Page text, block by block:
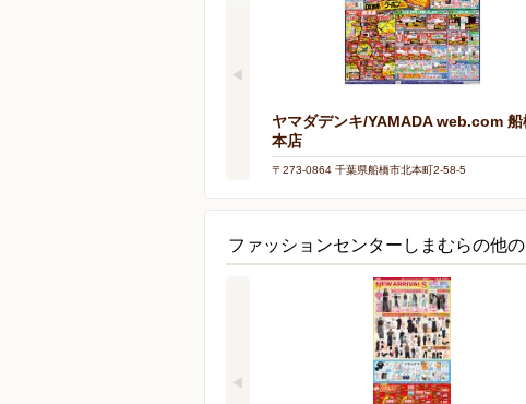
ヤマダデンキ/YAMADA web.com 船
本店
〒273-0864 千葉県船橋市北本町2-58-5
ファッションセンターしまむらの他